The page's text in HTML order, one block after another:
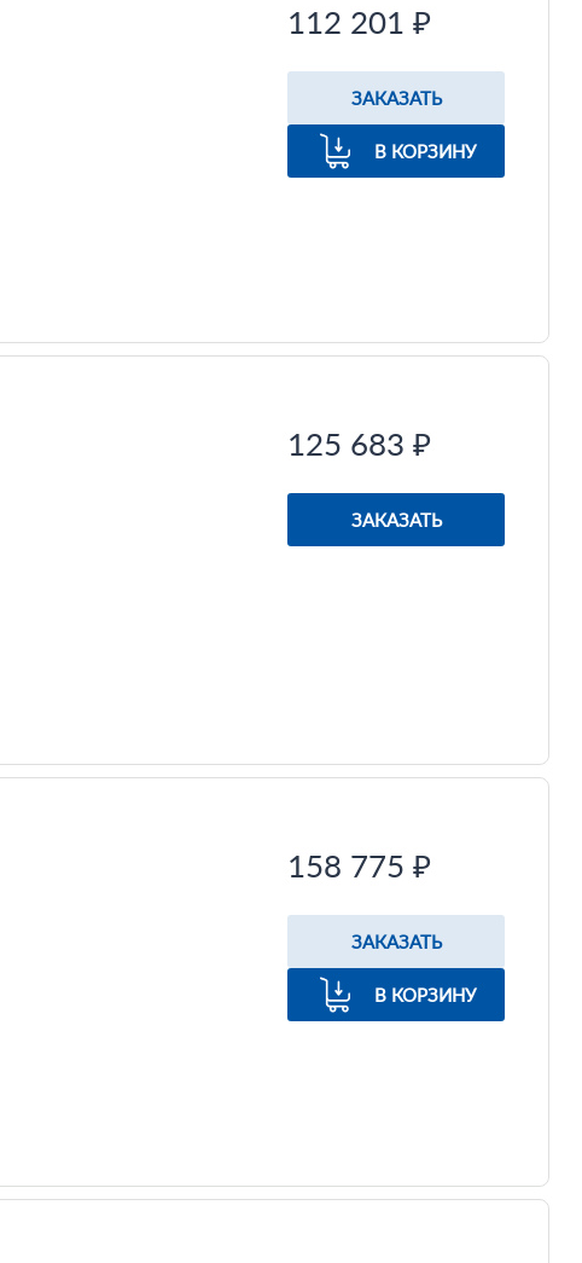
112 201 ₽
ЗАКАЗАТЬ
В КОРЗИНУ
125 683 ₽
ЗАКАЗАТЬ
158 775 ₽
ЗАКАЗАТЬ
В КОРЗИНУ